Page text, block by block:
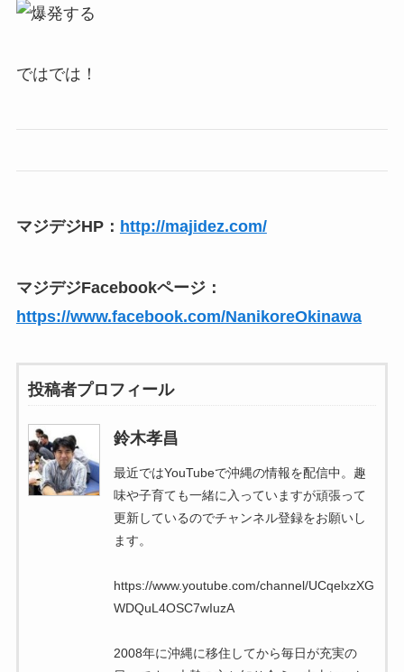
ではでは！
マジデジHP： http://majidez.com/
マジデジFacebookページ：
https://www.facebook.com/NanikoreOkinawa
投稿者プロフィール
鈴木孝昌
最近ではYouTubeで沖縄の情報を配信中。趣
味や子育ても一緒に入っていますが頑張って
更新しているのでチャンネル登録をお願いし
ます。
https://www.youtube.com/channel/UCqelxzXG
WDQuL4OSC7wIuzA
2008年に沖縄に移住してから毎日が充実の